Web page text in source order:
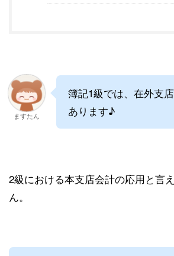
ますたん
簿記1級では、在外支
あります♪
2級における本支店会計の応用と言
ん。